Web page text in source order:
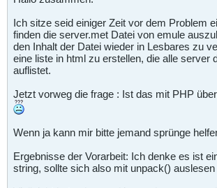
Ich sitze seid einiger Zeit vor dem Problem
finden die server.met Datei von emule
den Inhalt der Datei wieder in Lesbares zu
eine liste in html zu erstellen, die alle server
auflistet.
Jetzt vorweg die frage : Ist das mit PHP
Wenn ja kann mir bitte jemand sprünge
Ergebnisse der Vorarbeit: Ich denke es ist
string, sollte sich also mit unpack()